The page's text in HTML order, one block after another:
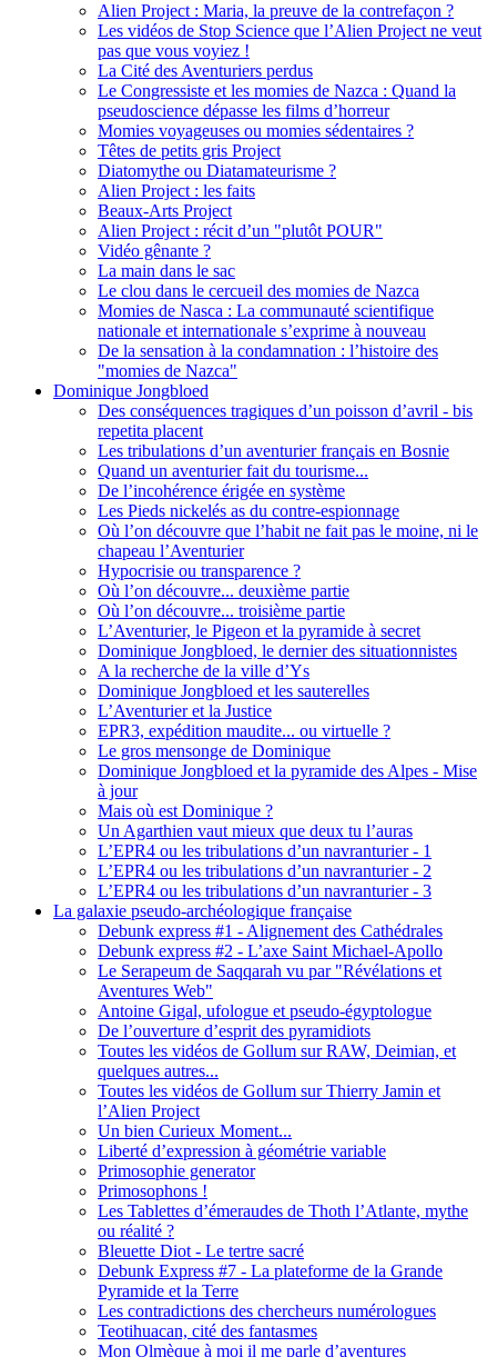
Alien Project : Maria, la preuve de la contrefaçon ?
Les vidéos de Stop Science que l’Alien Project ne veut
pas que vous voyiez !
La Cité des Aventuriers perdus
Le Congressiste et les momies de Nazca : Quand la
pseudoscience dépasse les films d’horreur
Momies voyageuses ou momies sédentaires ?
Têtes de petits gris Project
Diatomythe ou Diatamateurisme ?
Alien Project : les faits
Beaux-Arts Project
Alien Project : récit d’un "plutôt POUR"
Vidéo gênante ?
La main dans le sac
Le clou dans le cercueil des momies de Nazca
Momies de Nasca : La communauté scientifique
nationale et internationale s’exprime à nouveau
De la sensation à la condamnation : l’histoire des
"momies de Nazca"
Dominique Jongbloed
Des conséquences tragiques d’un poisson d’avril - bis
repetita placent
Les tribulations d’un aventurier français en Bosnie
Quand un aventurier fait du tourisme...
De l’incohérence érigée en système
Les Pieds nickelés as du contre-espionnage
Où l’on découvre que l’habit ne fait pas le moine, ni le
chapeau l’Aventurier
Hypocrisie ou transparence ?
Où l’on découvre... deuxième partie
Où l’on découvre... troisième partie
L’Aventurier, le Pigeon et la pyramide à secret
Dominique Jongbloed, le dernier des situationnistes
A la recherche de la ville d’Ys
Dominique Jongbloed et les sauterelles
L’Aventurier et la Justice
EPR3, expédition maudite... ou virtuelle ?
Le gros mensonge de Dominique
Dominique Jongbloed et la pyramide des Alpes - Mise
à jour
Mais où est Dominique ?
Un Agarthien vaut mieux que deux tu l’auras
L’EPR4 ou les tribulations d’un navranturier - 1
L’EPR4 ou les tribulations d’un navranturier - 2
L’EPR4 ou les tribulations d’un navranturier - 3
La galaxie pseudo-archéologique française
Debunk express #1 - Alignement des Cathédrales
Debunk express #2 - L’axe Saint Michael-Apollo
Le Serapeum de Saqqarah vu par "Révélations et
Aventures Web"
Antoine Gigal, ufologue et pseudo-égyptologue
De l’ouverture d’esprit des pyramidiots
Toutes les vidéos de Gollum sur RAW, Deimian, et
quelques autres...
Toutes les vidéos de Gollum sur Thierry Jamin et
l’Alien Project
Un bien Curieux Moment...
Liberté d’expression à géométrie variable
Primosophie generator
Primosophons !
Les Tablettes d’émeraudes de Thoth l’Atlante, mythe
ou réalité ?
Bleuette Diot - Le tertre sacré
Debunk Express #7 - La plateforme de la Grande
Pyramide et la Terre
Les contradictions des chercheurs numérologues
Teotihuacan, cité des fantasmes
Mon Olmèque à moi il me parle d’aventures